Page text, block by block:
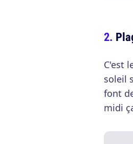
C'est
soleil
font
midi